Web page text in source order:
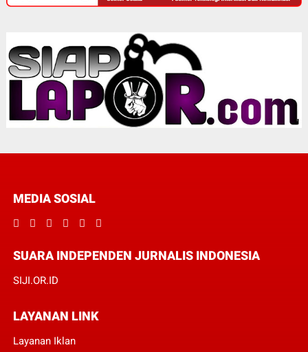
MEDIA SOSIAL
SUARA INDEPENDEN JURNALIS INDONESIA
SIJI.OR.ID
LAYANAN LINK
Layanan Iklan